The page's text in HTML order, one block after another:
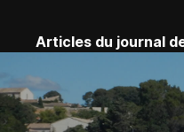
Articles du journal